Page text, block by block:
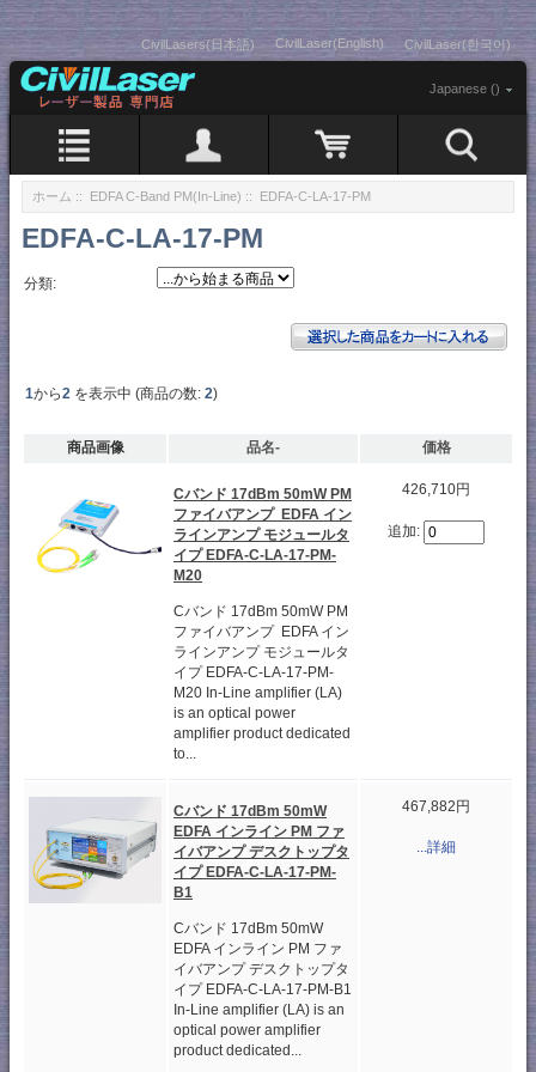
CivilLasers(日本語) CivilLaser(English) CivilLaser(한국어)
Japanese ()
ホーム :: EDFA C-Band PM(In-Line) :: EDFA-C-LA-17-PM
EDFA-C-LA-17-PM
分類:
1から2 を表示中 (商品の数: 2)
商品画像 品名- 価格
Cバンド 17dBm 50mW PM
ファイバアンプ EDFA イン
ラインアンプ モジュールタ
イプ EDFA-C-LA-17-PM-
M20
Cバンド 17dBm 50mW PM
ファイバアンプ EDFA イン
ラインアンプ モジュールタ
イプ EDFA-C-LA-17-PM-
M20 In-Line amplifier (LA)
is an optical power
amplifier product dedicated
to...
426,710円
追加:
Cバンド 17dBm 50mW
EDFA インライン PM ファ
イバアンプ デスクトップタ
イプ EDFA-C-LA-17-PM-
B1
Cバンド 17dBm 50mW
EDFA インライン PM ファ
イバアンプ デスクトップタ
イプ EDFA-C-LA-17-PM-B1
In-Line amplifier (LA) is an
optical power amplifier
product dedicated...
467,882円
...詳細